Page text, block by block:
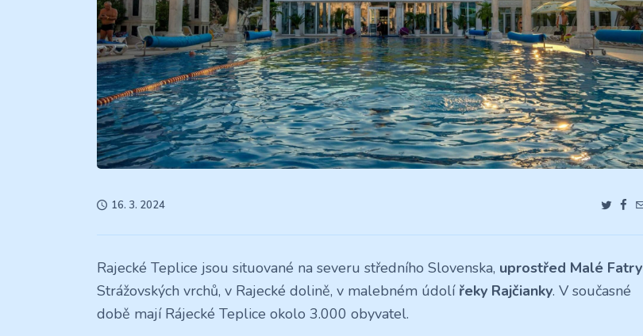
16. 3. 2024
Rajecké Teplice jsou situované na severu středního Slovenska, uprostřed Malé Fatry
Strážovských vrchů, v Rajecké dolině, v malebném údolí řeky Rajčianky. V současné
době mají Rájecké Teplice okolo 3.000 obyvatel.